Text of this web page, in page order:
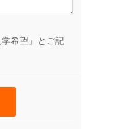
希望」とご記